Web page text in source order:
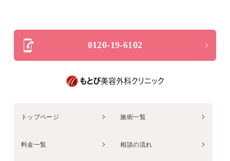
0120-19-6102
トップページ 施術一覧
料金一覧 相談の流れ